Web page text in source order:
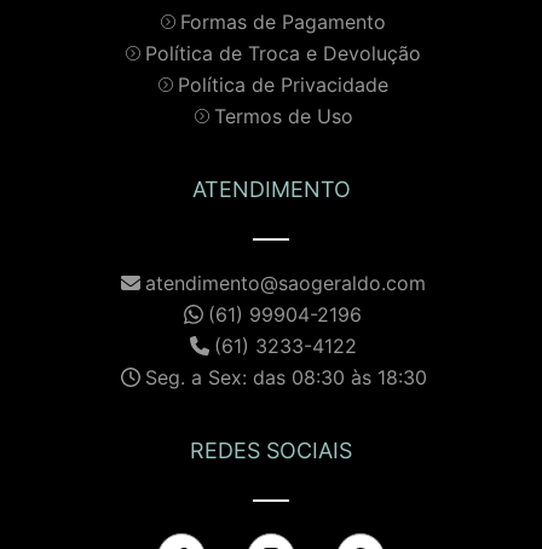
Formas de Pagamento
Política de Troca e Devolução
Política de Privacidade
Termos de Uso
ATENDIMENTO
atendimento@saogeraldo.com
(61) 99904-2196
(61) 3233-4122
Seg. a Sex: das 08:30 às 18:30
REDES SOCIAIS